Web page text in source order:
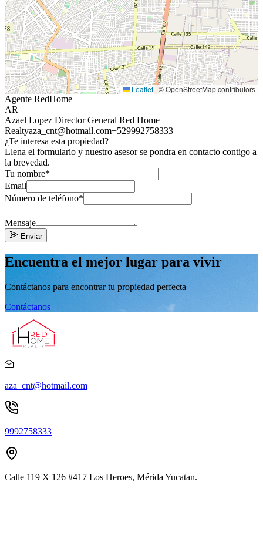
Leaflet | © OpenStreetMap contributors
Agente RedHome
AR
Azael Lopez Director General Red Home
Realtyaza_cnt@hotmail.com+529992758333
¿Te interesa esta propiedad?
Llena el formulario y nuestro asesor se pondra en contacto contigo a
la brevedad.
Tu nombre*
Email
Número de teléfono*
Mensaje
Enviar
Encuentra el mejor lugar para vivir
Contáctanos para encontrar tu propiedad perfecta
Contáctanos
aza_cnt@hotmail.com
9992758333
Calle 119 X 126 #417 Los Heroes, Mérida Yucatan.